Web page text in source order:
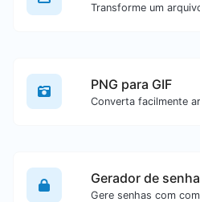
PNG para GIF
Gerador de senha